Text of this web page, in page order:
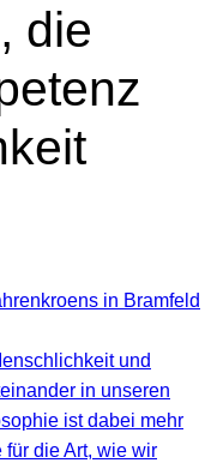
die
und
in unseren
ist dabei mehr
die Art, wie wir